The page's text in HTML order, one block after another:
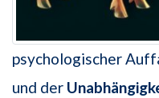
psychologischer
und der